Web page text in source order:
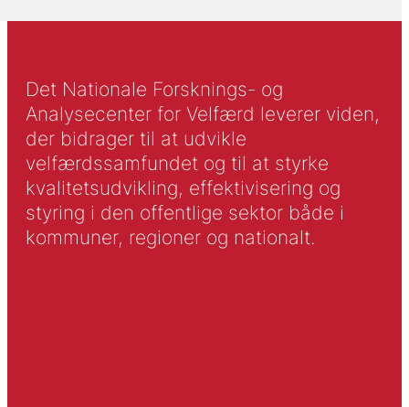
Det Nationale Forsknings- og
Analysecenter for Velfærd leverer viden,
der bidrager til at udvikle
velfærdssamfundet og til at styrke
kvalitetsudvikling, effektivisering og
styring i den offentlige sektor både i
kommuner, regioner og nationalt.